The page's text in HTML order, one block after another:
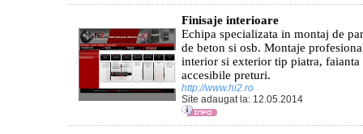
Finisaje interioare
Echipa specializata in montaj de
de beton si osb. Montaje
interior si exterior tip piatra, faianta
accesibile preturi.
http://www.hi2.ro
Site adaugat la: 12.05.2014